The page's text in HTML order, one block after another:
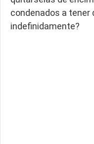
condenados a tener
indefinidamente?